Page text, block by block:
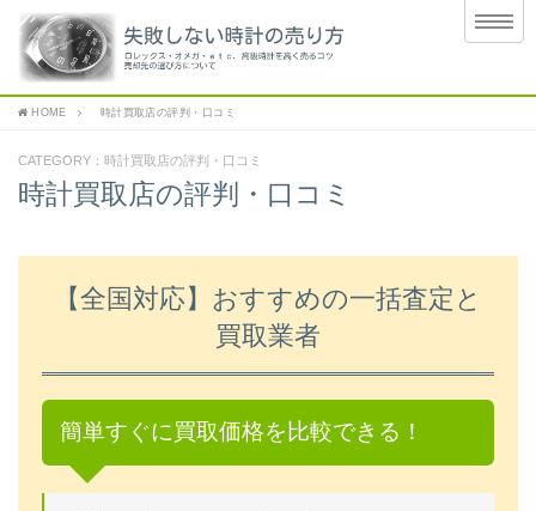
HOME 時計買取店の評判・口コミ
CATEGORY：時計買取店の評判・口コミ
時計買取店の評判・口コミ
【全国対応】おすすめの一括査定と
買取業者
簡単すぐに買取価格を比較できる！